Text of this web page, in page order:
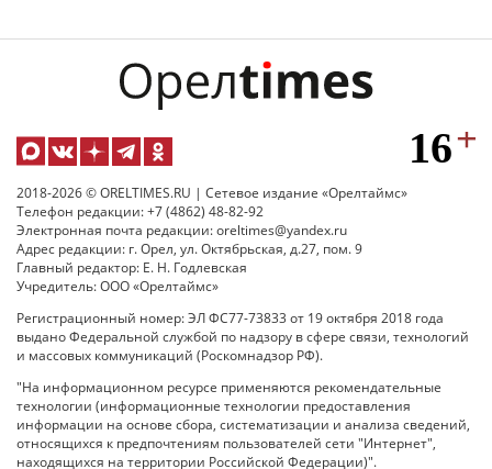
2018-2026 © ORELTIMES.RU | Сетевое издание «Орелтаймс»
Телефон редакции: +7 (4862) 48-82-92
Электронная почта редакции: oreltimes@yandex.ru
Адрес редакции: г. Орел, ул. Октябрьская, д.27, пом. 9
Главный редактор: Е. Н. Годлевская
Учредитель: ООО «Орелтаймс»
Регистрационный номер: ЭЛ ФС77-73833 от 19 октября 2018 года
выдано Федеральной службой по надзору в сфере связи, технологий
и массовых коммуникаций (Роскомнадзор РФ).
"На информационном ресурсе применяются рекомендательные
технологии (информационные технологии предоставления
информации на основе сбора, систематизации и анализа сведений,
относящихся к предпочтениям пользователей сети "Интернет",
находящихся на территории Российской Федерации)".